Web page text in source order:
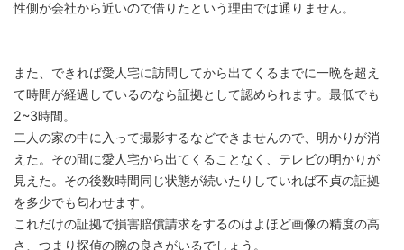
性側が会社から近いので借りたという理由では通りません。
また、できれば愛人宅に訪問してから出てくるまでに一晩を超え
て時間が経過しているのなら証拠として認められます。最低でも
2~3時間。
二人の家の中に入って撮影するなどできませんので、明かりが消
えた。その間に愛人宅から出てくることなく、テレビの明かりが
見えた。その後数時間同じ状態が続いたりしていれば不貞の証拠
を多少でも匂わせます。
これだけの証拠で損害賠償請求をするのはよほど画像の精度の高
さ、つまり探偵の腕の良さがいるでしょう。